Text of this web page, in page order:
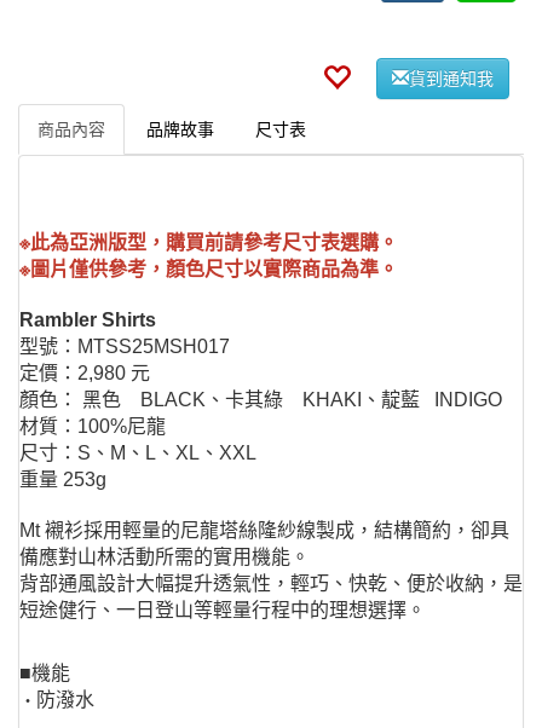
貨到通知我
商品內容 品牌故事 尺寸表
※此為亞洲版型，購買前請參考尺寸表選購。
※圖片僅供參考，顏色尺寸以實際商品為準。
Rambler Shirts
型號：MTSS25MSH017
定價：2,980 元
顏色： 黑色 BLACK、卡其綠 KHAKI、靛藍 INDIGO
材質：100%尼龍
尺寸：S、M、L、XL、XXL
重量 253g
Mt 襯衫採用輕量的尼龍塔絲隆紗線製成，結構簡約，卻具
備應對山林活動所需的實用機能。
背部通風設計大幅提升透氣性，輕巧、快乾、便於收納，是
短途健行、一日登山等輕量行程中的理想選擇。
■機能
・ 防潑水